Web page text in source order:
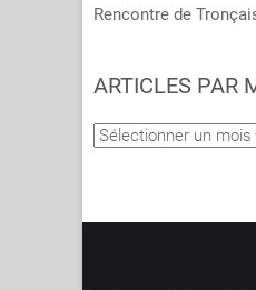
Rencontre de
ARTICLES PAR
Articles